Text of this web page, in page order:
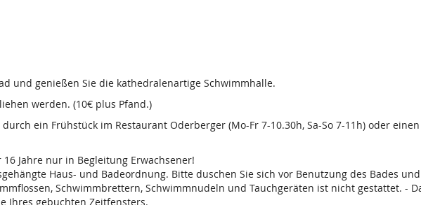
und genießen Sie die kathedralenartige Schwimmhalle.
werden. (10€ plus Pfand.)
ein Frühstück im Restaurant Oderberger (Mo-Fr 7-10.30h, Sa-So 7-11h) oder
Jahre nur in Begleitung Erwachsener!
Haus- und Badeordnung. Bitte duschen Sie sich vor Benutzung des Bades
Schwimmbrettern, Schwimmnudeln und Tauchgeräten ist nicht gestattet. -
Ihres gebuchten Zeitfensters.